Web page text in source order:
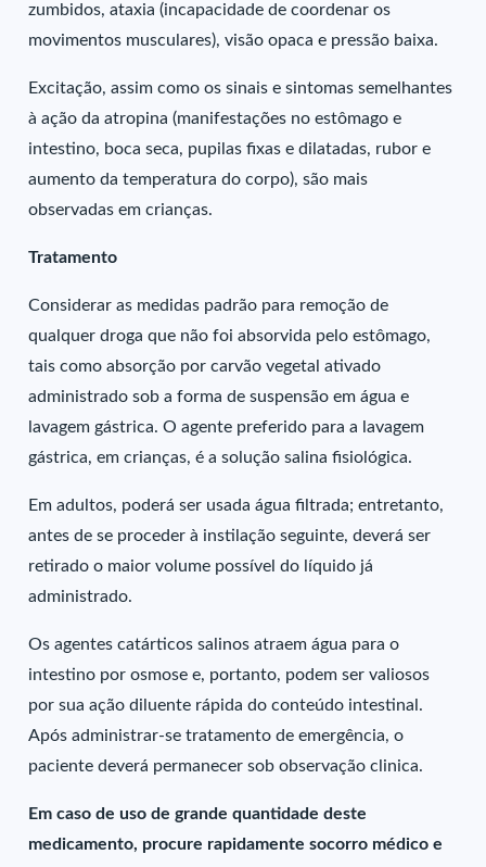
zumbidos, ataxia (incapacidade de coordenar os
movimentos musculares), visão opaca e pressão baixa.
Excitação, assim como os sinais e sintomas semelhantes
à ação da atropina (manifestações no estômago e
intestino, boca seca, pupilas fixas e dilatadas, rubor e
aumento da temperatura do corpo), são mais
observadas em crianças.
Tratamento
Considerar as medidas padrão para remoção de
qualquer droga que não foi absorvida pelo estômago,
tais como absorção por carvão vegetal ativado
administrado sob a forma de suspensão em água e
lavagem gástrica. O agente preferido para a lavagem
gástrica, em crianças, é a solução salina fisiológica.
Em adultos, poderá ser usada água filtrada; entretanto,
antes de se proceder à instilação seguinte, deverá ser
retirado o maior volume possível do líquido já
administrado.
Os agentes catárticos salinos atraem água para o
intestino por osmose e, portanto, podem ser valiosos
por sua ação diluente rápida do conteúdo intestinal.
Após administrar-se tratamento de emergência, o
paciente deverá permanecer sob observação clinica.
Em caso de uso de grande quantidade deste
medicamento, procure rapidamente socorro médico e